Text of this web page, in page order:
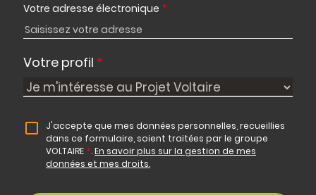
Votre adresse électronique *
Votre profil *
J'accepte que mes données personnelles, recueillies
dans ce formulaire, soient traitées par le groupe
VOLTAIRE *.En savoir plus sur la gestion de mes
données et mes droits.